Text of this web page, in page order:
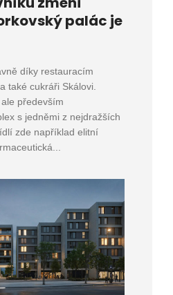
palác je
díky restauracím
také cukráři Skálovi.
především
s jedněmi z nejdražších
zde například elitní